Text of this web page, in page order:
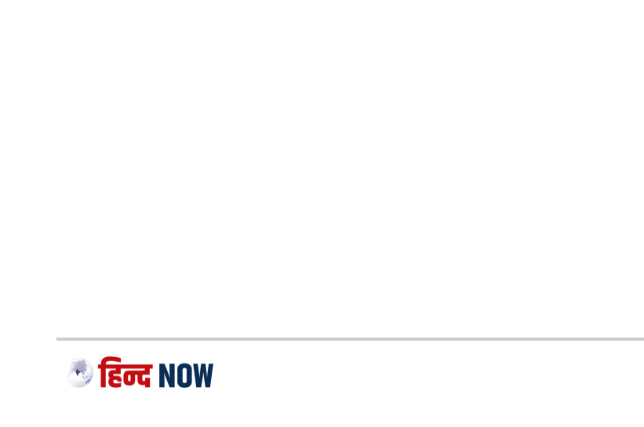
दरअसल आईपीएल का 33वां मुकाबला चेन्नई सुपर किंग्स और मुंबई इंडियंस के बीच खेला जाएगा। जहां Mumbai